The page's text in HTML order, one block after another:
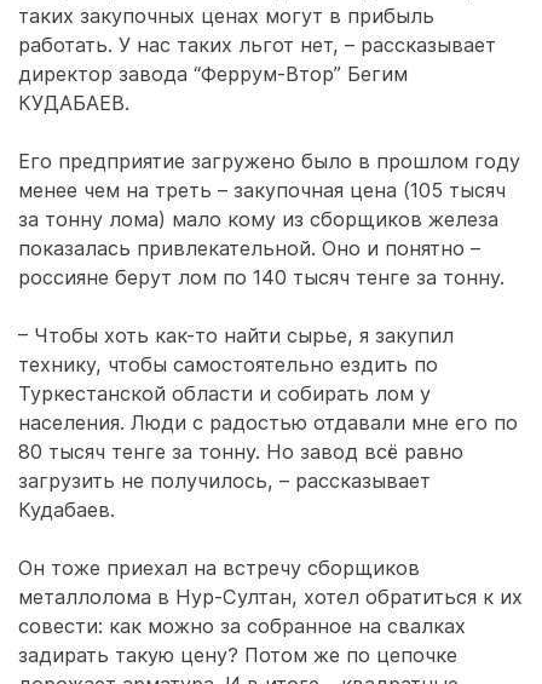
таких закупочных ценах могут в прибыль
работать. У нас таких льгот нет, – рассказывает
директор завода “Феррум-Втор” Бегим
КУДАБАЕВ.
Его предприятие загружено было в прошлом году
менее чем на треть – закупочная цена (105 тысяч
за тонну лома) мало кому из сборщиков железа
показалась привлекательной. Оно и понятно –
россияне берут лом по 140 тысяч тенге за тонну.
– Чтобы хоть как-то найти сырье, я закупил
технику, чтобы самостоятельно ездить по
Туркестанской области и собирать лом у
населения. Люди с радостью отдавали мне его по
80 тысяч тенге за тонну. Но завод всё равно
загрузить не получилось, – рассказывает
Кудабаев.
Он тоже приехал на встречу сборщиков
металлолома в Нур-Султан, хотел обратиться к их
совести: как можно за собранное на свалках
задирать такую цену? Потом же по цепочке